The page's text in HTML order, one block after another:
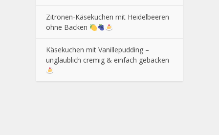
Zitronen-Käsekuchen mit Heidelbeeren
ohne Backen
Käsekuchen mit Vanillepudding –
unglaublich cremig & einfach gebacken